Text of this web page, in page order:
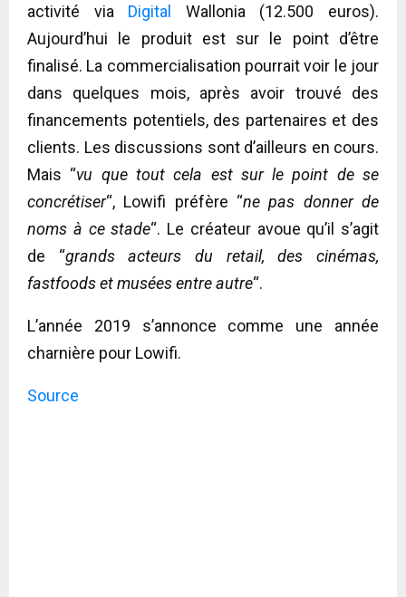
activité via Digital Wallonia (12.500 euros).
Aujourd’hui le produit est sur le point d’être
finalisé. La commercialisation pourrait voir le jour
dans quelques mois, après avoir trouvé des
financements potentiels, des partenaires et des
clients. Les discussions sont d’ailleurs en cours.
Mais “vu que tout cela est sur le point de se
concrétiser“, Lowifi préfère “ne pas donner de
noms à ce stade“. Le créateur avoue qu’il s’agit
de “grands acteurs du retail, des cinémas,
fastfoods et musées entre autre“.
L’année 2019 s’annonce comme une année
charnière pour Lowifi.
Source